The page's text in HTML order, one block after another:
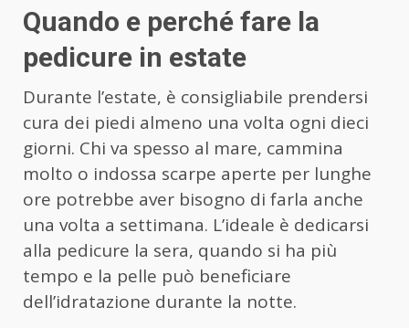
Quando e perché fare la
pedicure in estate
Durante l’estate, è consigliabile prendersi
cura dei piedi almeno una volta ogni dieci
giorni. Chi va spesso al mare, cammina
molto o indossa scarpe aperte per lunghe
ore potrebbe aver bisogno di farla anche
una volta a settimana. L’ideale è dedicarsi
alla pedicure la sera, quando si ha più
tempo e la pelle può beneficiare
dell’idratazione durante la notte.